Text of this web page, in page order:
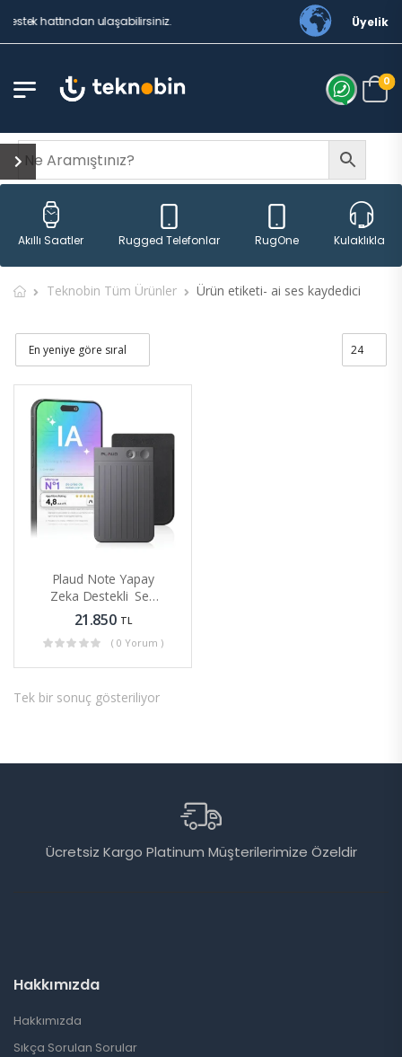
hattından ulaşabilirsiniz. Üyelik
0
Akıllı Saatler Rugged Telefonlar RugOne Kulaklıklar
Teknobin Tüm Ürünler Ürün etiketi- ai ses kaydedici
Plaud Note Yapay
Zeka Destekli Ses
Kaydedici 112 Dil
Desteği
21.850 TL
( 0 Yorum )
Tek bir sonuç gösteriliyor
Ücretsiz Kargo Platinum Müşterilerimize Özeldir
Hakkımızda
Hakkımızda
Sıkça Sorulan Sorular